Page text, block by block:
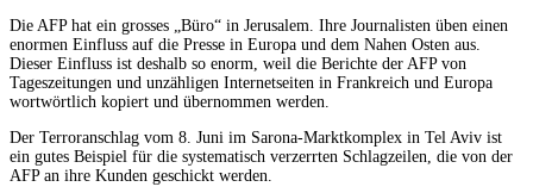
Die AFP hat ein grosses „Büro“ in Jerusalem. Ihre Journalisten üben einen
enormen Einfluss auf die Presse in Europa und dem Nahen Osten aus.
Dieser Einfluss ist deshalb so enorm, weil die Berichte der AFP von
Tageszeitungen und unzähligen Internetseiten in Frankreich und Europa
wortwörtlich kopiert und übernommen werden.
Der Terroranschlag vom 8. Juni im Sarona-Marktkomplex in Tel Aviv ist
ein gutes Beispiel für die systematisch verzerrten Schlagzeilen, die von der
AFP an ihre Kunden geschickt werden.